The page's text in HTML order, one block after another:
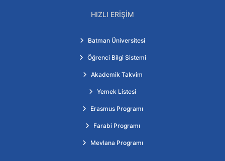
HIZLI ERIŞIM
Batman Üniversitesi
Öğrenci Bilgi Sistemi
Akademik Takvim
Yemek Listesi
Erasmus Programı
Farabi Programı
Mevlana Programı